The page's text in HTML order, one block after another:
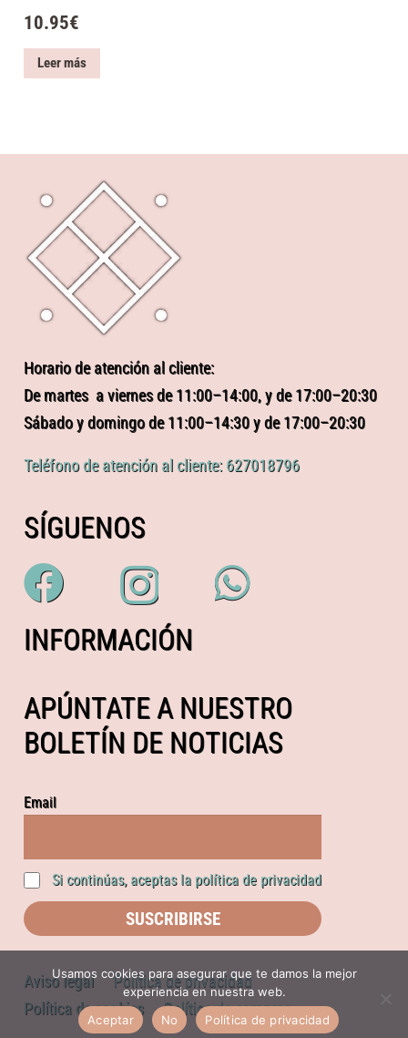
10.95€
Leer más
Horario de atención al cliente:
De martes a viernes de 11:00–14:00, y de 17:00–20:30
Sábado y domingo de 11:00–14:30 y de 17:00–20:30
Teléfono de atención al cliente: 627018796
SÍGUENOS
INFORMACIÓN
APÚNTATE A NUESTRO
BOLETÍN DE NOTICIAS
Email
Si continúas, aceptas la política de privacidad
Aviso legal
Política de privacidad
Política de cookies
Política de compras
Usamos cookies para asegurar que te damos la mejor
experiencia en nuestra web.
Aceptar
No Política de privacidad